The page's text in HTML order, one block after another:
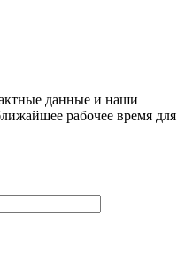
данные и наши
рабочее время для